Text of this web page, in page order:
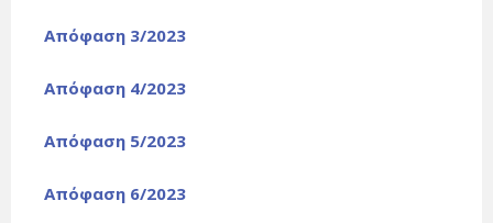
Απόφαση 3/2023
Απόφαση 4/2023
Απόφαση 5/2023
Απόφαση 6/2023